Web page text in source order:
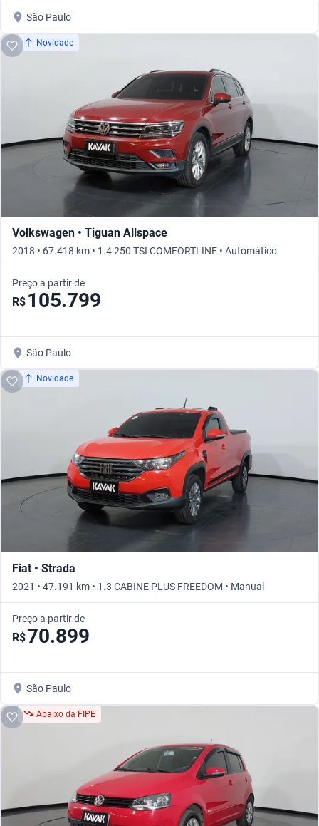
São Paulo
Novidade
Volkswagen • Tiguan Allspace
2018 • 67.418 km • 1.4 250 TSI COMFORTLINE • Automático
Preço a partir de
R$ 105.799
São Paulo
Novidade
Fiat • Strada
2021 • 47.191 km • 1.3 CABINE PLUS FREEDOM • Manual
Preço a partir de
R$70.899
São Paulo
Abaixo da FIPE